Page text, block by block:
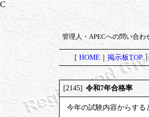
管理人・APECへの問い合
[HOME｜掲示板TOP
[2145] 令和7年合格率
今年の試験内容からする